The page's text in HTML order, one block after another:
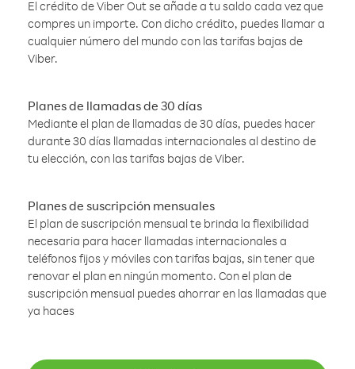
El crédito de Viber Out se añade a tu saldo cada vez que
compres un importe. Con dicho crédito, puedes llamar a
cualquier número del mundo con las tarifas bajas de
Viber.
Planes de llamadas de 30 días
Mediante el plan de llamadas de 30 días, puedes hacer
durante 30 días llamadas internacionales al destino de
tu elección, con las tarifas bajas de Viber.
Planes de suscripción mensuales
El plan de suscripción mensual te brinda la flexibilidad
necesaria para hacer llamadas internacionales a
teléfonos fijos y móviles con tarifas bajas, sin tener que
renovar el plan en ningún momento. Con el plan de
suscripción mensual puedes ahorrar en las llamadas que
ya haces